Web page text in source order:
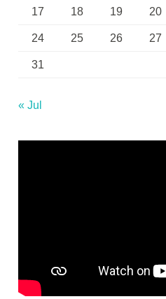
17 18 19 20
24 25 26 27
31
« Jul